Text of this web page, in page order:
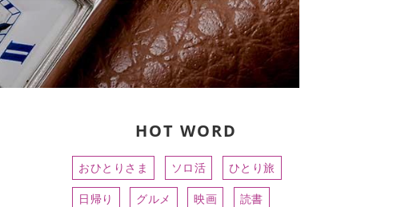
HOT WORD
おひとりさま ソロ活 ひとり旅
日帰り グルメ 映画 読書